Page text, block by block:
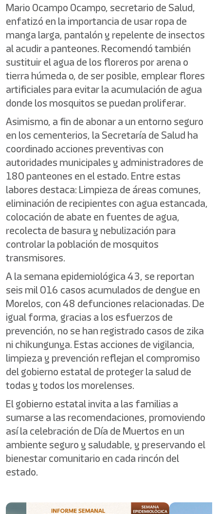
Mario Ocampo Ocampo, secretario de Salud,
enfatizó en la importancia de usar ropa de
manga larga, pantalón y repelente de insectos
al acudir a panteones. Recomendó también
sustituir el agua de los floreros por arena o
tierra húmeda o, de ser posible, emplear flores
artificiales para evitar la acumulación de agua
donde los mosquitos se puedan proliferar.
Asimismo, a fin de abonar a un entorno seguro
en los cementerios, la Secretaría de Salud ha
coordinado acciones preventivas con
autoridades municipales y administradores de
180 panteones en el estado. Entre estas
labores destaca: Limpieza de áreas comunes,
eliminación de recipientes con agua estancada,
colocación de abate en fuentes de agua,
recolecta de basura y nebulización para
controlar la población de mosquitos
transmisores.
A la semana epidemiológica 43, se reportan
seis mil 016 casos acumulados de dengue en
Morelos, con 48 defunciones relacionadas. De
igual forma, gracias a los esfuerzos de
prevención, no se han registrado casos de zika
ni chikungunya. Estas acciones de vigilancia,
limpieza y prevención reflejan el compromiso
del gobierno estatal de proteger la salud de
todas y todos los morelenses.
El gobierno estatal invita a las familias a
sumarse a las recomendaciones, promoviendo
así la celebración de Día de Muertos en un
ambiente seguro y saludable, y preservando el
bienestar comunitario en cada rincón del
estado.